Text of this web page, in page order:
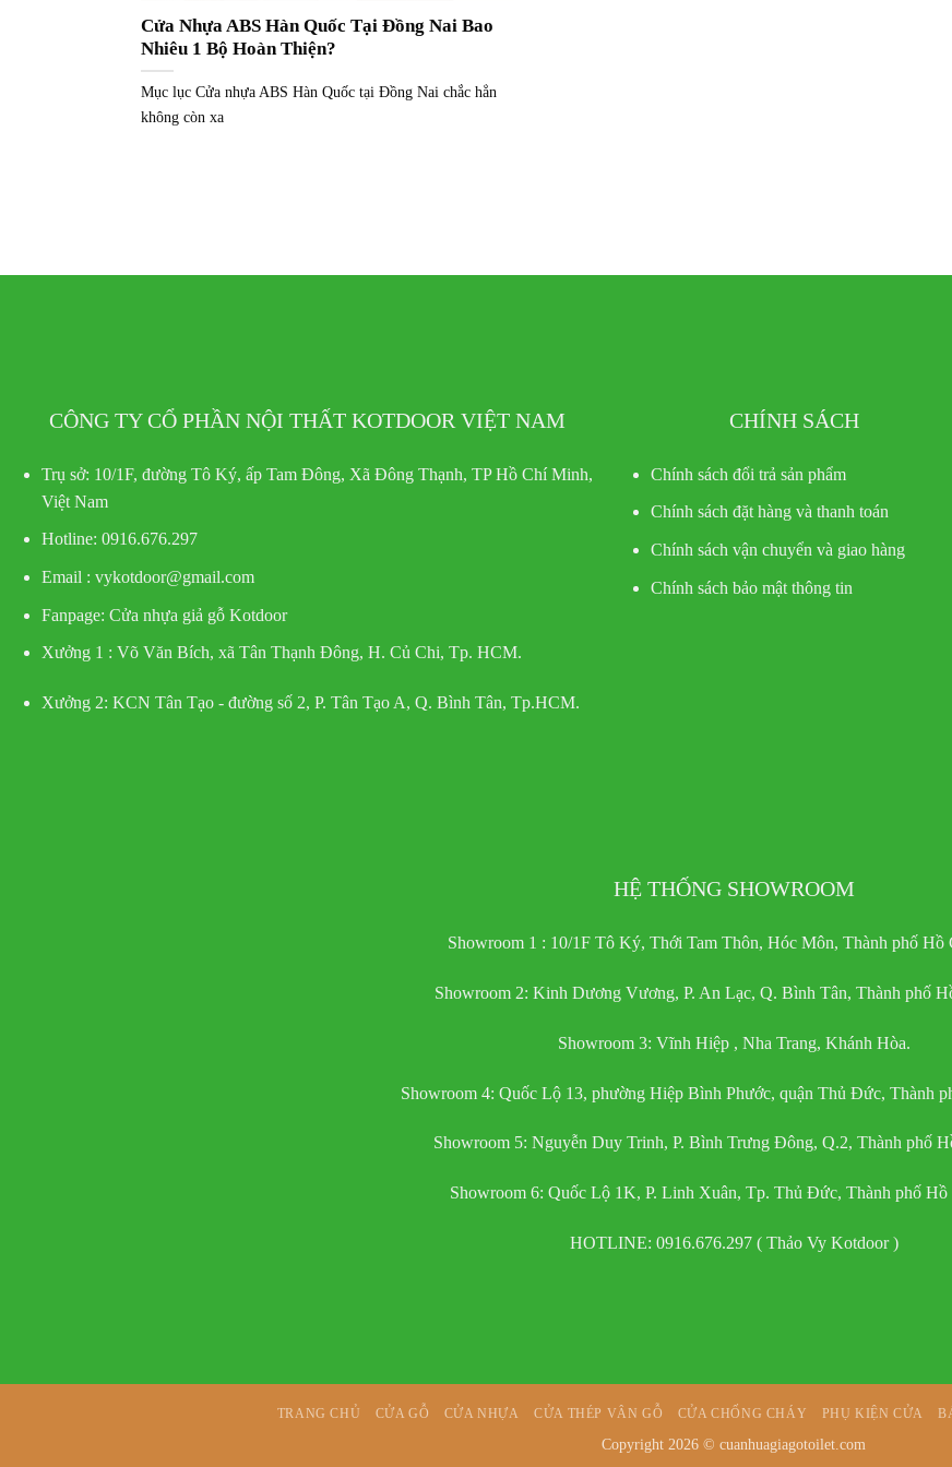
Cửa Nhựa ABS Hàn Quốc Tại Đồng Nai Bao
Nhiêu 1 Bộ Hoàn Thiện?
Mục lục Cửa nhựa ABS Hàn Quốc tại Đồng Nai chắc hẳn
không còn xa
CÔNG TY CỔ PHẦN NỘI THẤT KOTDOOR VIỆT NAM
Trụ sở: 10/1F, đường Tô Ký, ấp Tam Đông, Xã Đông Thạnh, TP Hồ Chí Minh,
Việt Nam
Hotline: 0916.676.297
Email : vykotdoor@gmail.com
Fanpage: Cửa nhựa giả gỗ Kotdoor
Xưởng 1 : Võ Văn Bích, xã Tân Thạnh Đông, H. Củ Chi, Tp. HCM.
Xưởng 2: KCN Tân Tạo - đường số 2, P. Tân Tạo A, Q. Bình Tân, Tp.HCM.
CHÍNH SÁCH
Chính sách đổi trả sản phẩm
Chính sách đặt hàng và thanh toán
Chính sách vận chuyển và giao hàng
Chính sách bảo mật thông tin
HỆ THỐNG SHOWROOM
Showroom 1 : 10/1F Tô Ký, Thới Tam Thôn, Hóc Môn, Thành phố Hồ
Showroom 2: Kinh Dương Vương, P. An Lạc, Q. Bình Tân, Thành phố
Showroom 3: Vĩnh Hiệp , Nha Trang, Khánh Hòa.
Showroom 4: Quốc Lộ 13, phường Hiệp Bình Phước, quận Thủ Đức, Thành
Showroom 5: Nguyễn Duy Trinh, P. Bình Trưng Đông, Q.2, Thành phố
Showroom 6: Quốc Lộ 1K, P. Linh Xuân, Tp. Thủ Đức, Thành phố
HOTLINE: 0916.676.297 ( Thảo Vy Kotdoor )
TRANG CHỦ CỬA GỖ CỬA NHỰA CỬA THÉP VÂN GỖ CỬA CHỐNG CHÁY PHỤ KIỆN CỬA
Copyright 2026 © cuanhuagiagotoilet.com